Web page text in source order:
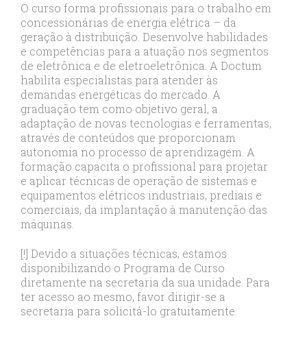
O curso forma profissionais para o trabalho em
concessionárias de energia elétrica – da
geração à distribuição. Desenvolve habilidades
e competências para a atuação nos segmentos
de eletrônica e de eletroeletrônica. A Doctum
habilita especialistas para atender às
demandas energéticas do mercado. A
graduação tem como objetivo geral, a
adaptação de novas tecnologias e ferramentas,
através de conteúdos que proporcionam
autonomia no processo de aprendizagem. A
formação capacita o profissional para projetar
e aplicar técnicas de operação de sistemas e
equipamentos elétricos industriais, prediais e
comerciais, da implantação à manutenção das
máquinas.
[!] Devido a situações técnicas, estamos
disponibilizando o Programa de Curso
diretamente na secretaria da sua unidade. Para
ter acesso ao mesmo, favor dirigir-se a
secretaria para solicitá-lo gratuitamente.